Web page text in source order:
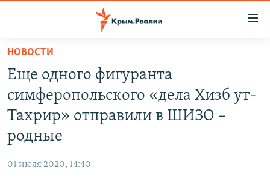
Вернуться
основному
содержанию
Вернутся
главной
Вернутся
СПЕЦПРОЕКТЫ
ВОДА
РАДІО СВОБОДА
НОВОСТИ
Еще одного фигуранта
симферопольского «дела Хизб ут-
Тахрир» отправили в ШИЗО –
родные
01 июля 2020, 14:40